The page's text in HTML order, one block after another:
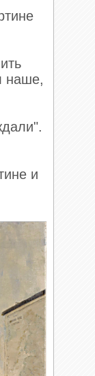
наше,
и